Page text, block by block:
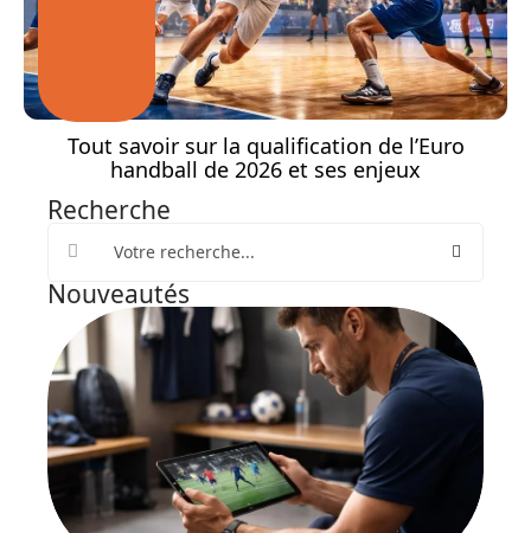
Tout savoir sur la qualification de l’Euro
handball de 2026 et ses enjeux
Recherche
Nouveautés